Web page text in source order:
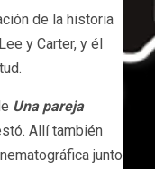
de la historia
y Carter, y él
Una pareja
Allí también
junto